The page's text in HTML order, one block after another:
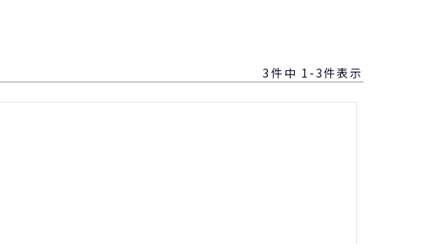
3 件中 1 -3件表示